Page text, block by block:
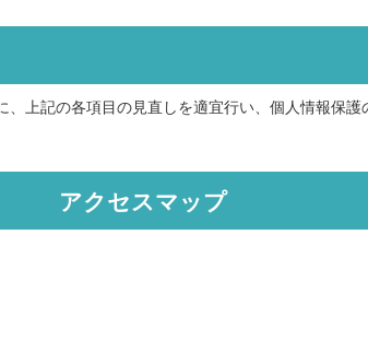
上記の各項目の見直しを適宜行い、個人情報保護
アクセスマップ